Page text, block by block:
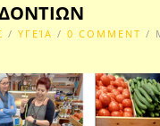
/ ΥΓΕΊΑ / 0 COMMENT /